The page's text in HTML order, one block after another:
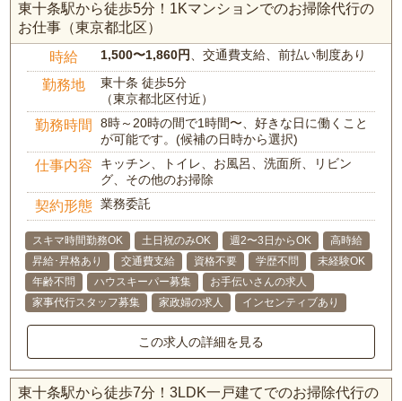
東十条駅から徒歩5分！1Kマンションでのお掃除代行の
お仕事（東京都北区）
時給 1,500〜1,860円 、交通費支給、前払い制度あり
勤務地
東十条 徒歩5分
（東京都北区付近）
勤務時間
8時～20時の間で1時間〜、好きな日に働くこと
が可能です。(候補の日時から選択)
仕事内容
キッチン、トイレ、お風呂、洗面所、リビン
グ、その他のお掃除
契約形態 業務委託
スキマ時間勤務OK 土日祝のみOK 週2〜3日からOK
高時給
昇給･昇格あり
交通費支給 資格不要 学歴不問
未経験OK
年齢不問
ハウスキーパー募集
お手伝いさんの求人
家事代行スタッフ募集
家政婦の求人 インセンティブあり
この求人の詳細を見る
東十条駅から徒歩7分！3LDK一戸建てでのお掃除代行の